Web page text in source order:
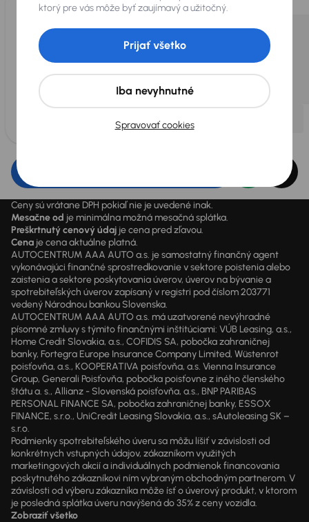
Ceny sú vrátane DPH pokiaľ nie je uvedené inak.
Mesačne od je minimálna možná mesačná splátka.
Preškrtnutý cenový údaj je cena pred zľavou.
Cena je cena aktuálne platná.
AUTOCENTRUM AAA AUTO a.s. je samostatný finančný agent
vykonávajúci finančné sprostredkovanie v sektore poistenia alebo
zaistenia a sektore poskytovania úverov, úverov na bývanie a
spotrebiteľských úverov zapísaný v registri pod číslom 203771
vedený Národnou bankou Slovenska.
AUTOCENTRUM AAA AUTO a.s. má uzatvorené nevýhradné
písomné zmluvy s týmito finančnými inštitúciami: VÚB Leasing, a.s.,
Home Credit Slovakia, a.s., COFIDIS SA, pobočka zahraničnej
banky, Fortegra Europe Insurance Company Limited, Wüstenrot
poisťovňa, a.s., KOOPERATIVA poisťovňa, a.s. Vienna Insurance
Group, Generali Poisťovňa, pobočka poisťovne z iného členského
štátu a. s., Allianz - Slovenská poisťovňa, a.s., BNP PARIBAS
PERSONAL FINANCE SA, pobočka zahraničnej banky, ESSOX
FINANCE, s.r.o., UniCredit Leasing Slovakia, a.s., sAutoleasing SK –
s.r.o.
Podmienky spotrebiteľského úveru sa môžu líšiť v závislosti od
konkrétnych vstupných údajov, zákazníkom využitých
marketingových akcií a individuálnych podmienok financovania
poskytnutého zákazníkovi ním vybraným obchodným partnerom. V
závislosti od výberu zákazníka môže ísť o úverový produkt, v ktorom
je posledná splátka úveru navýšená do 35% z ceny vozidla.
Zobraziť všetko
ktorý pre vás môže byť zaujímavý a užitočný.
Spravovať cookies
Iba nevyhnutné
Prijať všetko